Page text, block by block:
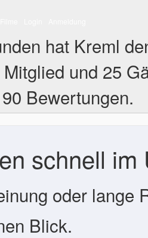
hat Kreml
Mitglied und 25
Bewertungen.
schnell im
oder lange
Blick.